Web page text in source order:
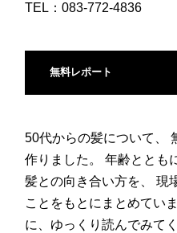
TEL：083-772-4836
無料レポート
50代からの髪について、
作りました。 年齢ととも
髪との向き合い方を、 現
ことをもとにまとめてい
に、ゆっくり読んでみてく